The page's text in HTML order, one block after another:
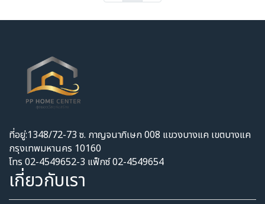
ที่อยู่:1348/72-73 ซ. กาญจนาภิเษก 008 แขวงบางแค เขตบางแค
กรุงเทพมหานคร 10160
โทร 02-4549652-3 แฟ็กซ์ 02-4549654
เกี่ยวกับเรา